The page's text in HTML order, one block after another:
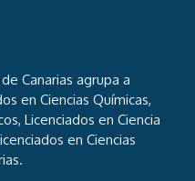
Canarias agrupa a
en Ciencias Químicas,
Licenciados en Ciencia
en Ciencias